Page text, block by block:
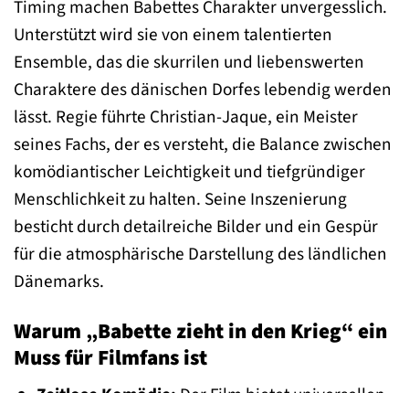
Timing machen Babettes Charakter unvergesslich.
Unterstützt wird sie von einem talentierten
Ensemble, das die skurrilen und liebenswerten
Charaktere des dänischen Dorfes lebendig werden
lässt. Regie führte Christian-Jaque, ein Meister
seines Fachs, der es versteht, die Balance zwischen
komödiantischer Leichtigkeit und tiefgründiger
Menschlichkeit zu halten. Seine Inszenierung
besticht durch detailreiche Bilder und ein Gespür
für die atmosphärische Darstellung des ländlichen
Dänemarks.
Warum „Babette zieht in den Krieg“ ein
Muss für Filmfans ist